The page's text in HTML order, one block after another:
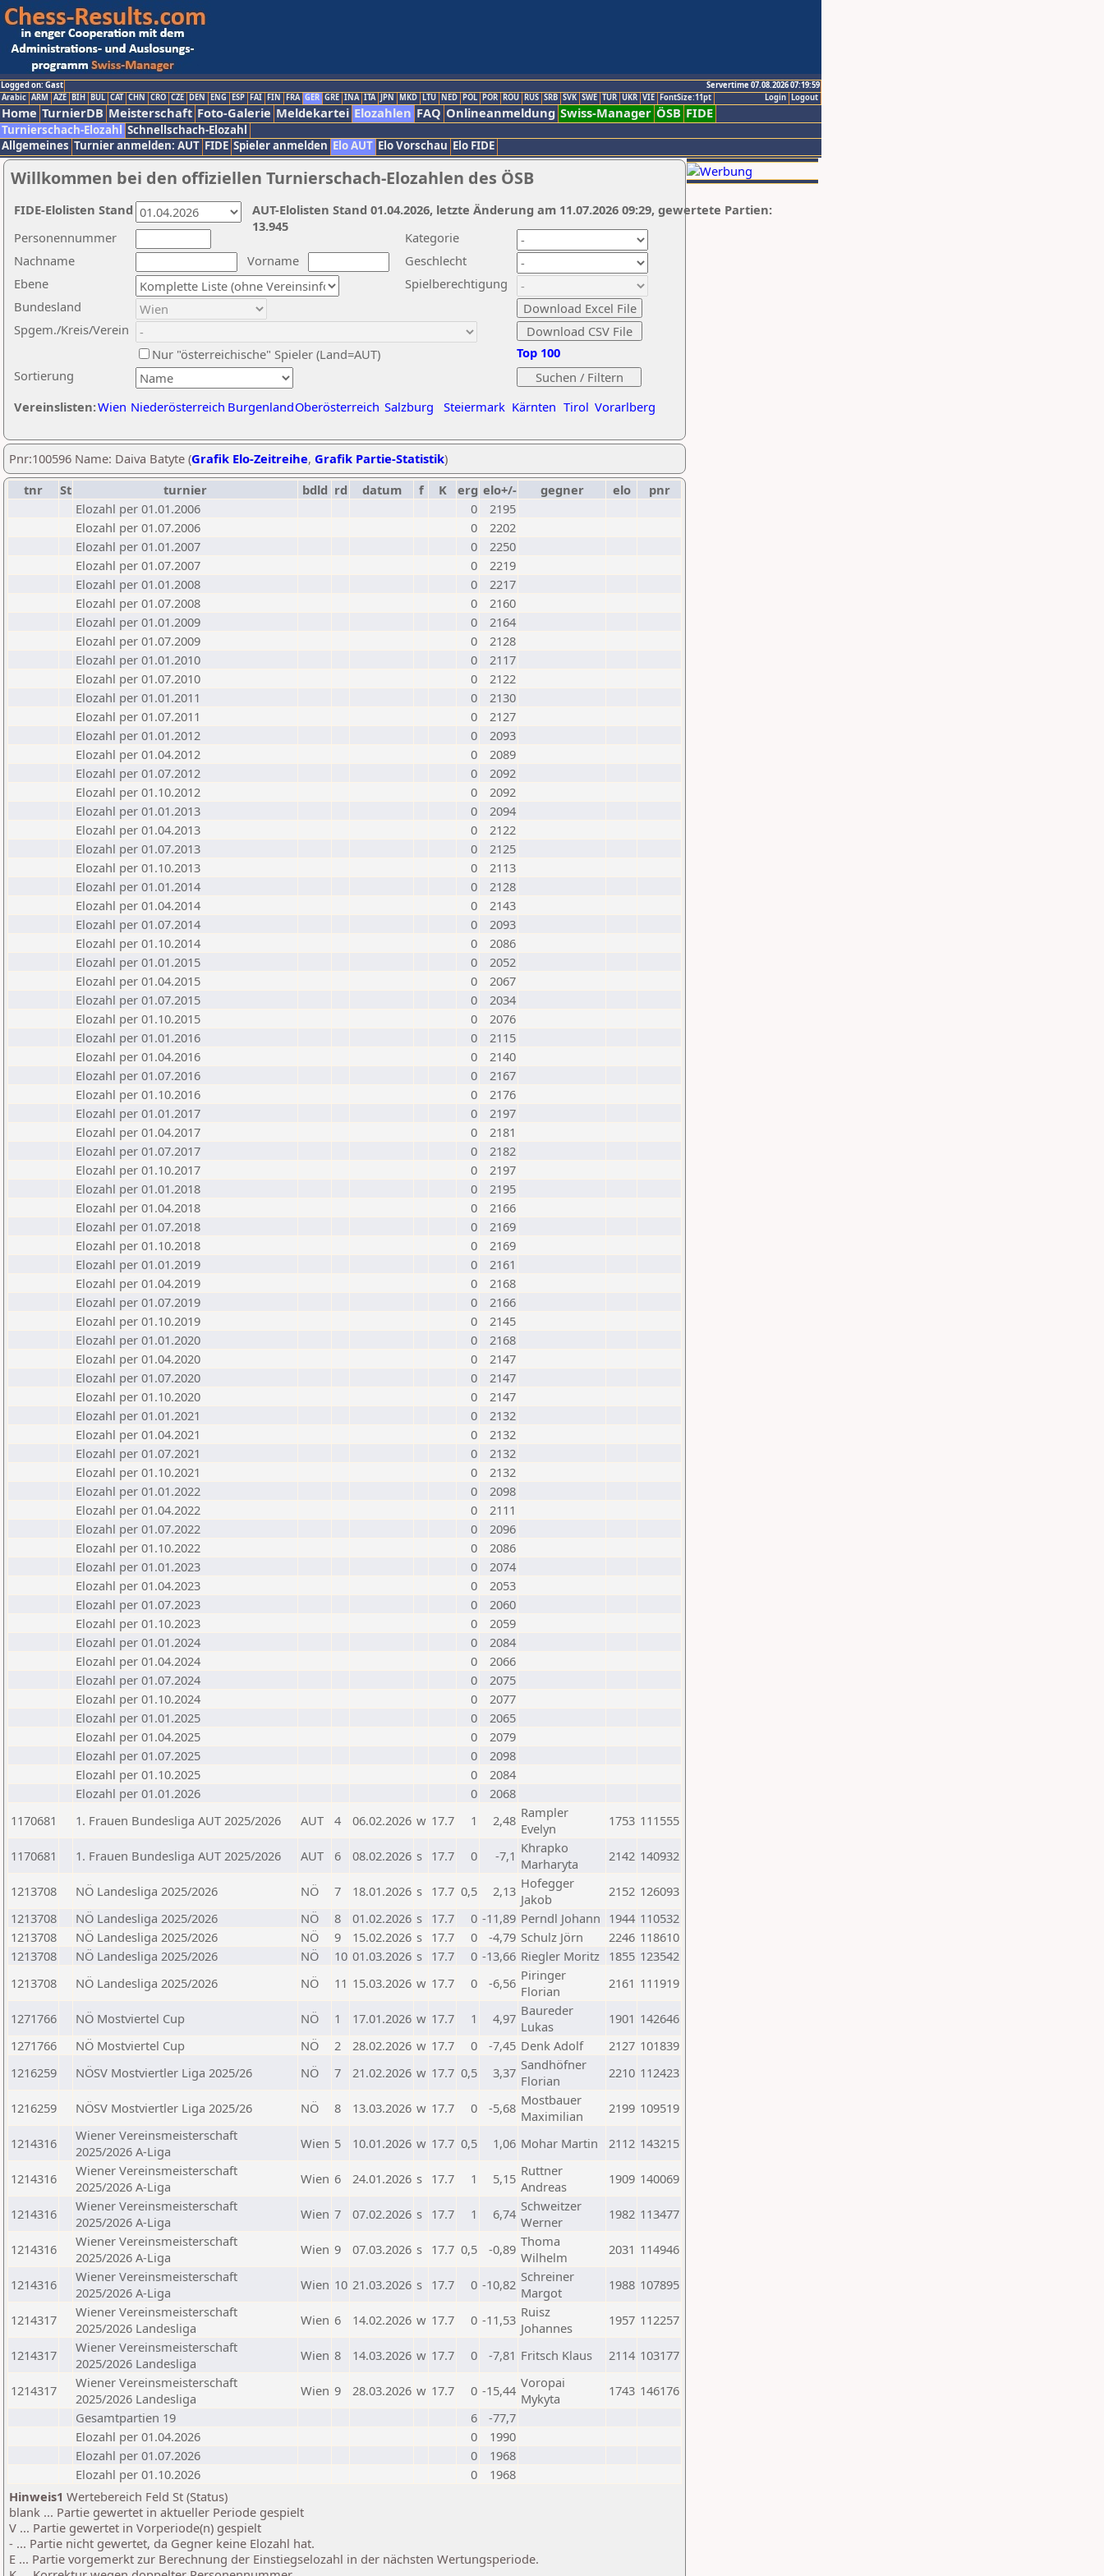
Logged on: Gast
Servertime 07.08.2026 07:19:59
Logout
Login
Arabic ARM AZE BIH BUL CAT CHN CRO CZE DEN ENG ESP FAI FIN FRA GER GRE INA ITA JPN MKD LTU NED POL POR ROU RUS SRB SVK SWE TUR UKR VIE FontSize:11pt
Home TurnierDB Meisterschaft Foto-Galerie Meldekartei Elozahlen FAQ Onlineanmeldung Swiss-Manager ÖSB FIDE
Turnierschach-Elozahl Schnellschach-Elozahl
Allgemeines Turnier anmelden: AUT FIDE Spieler anmelden Elo AUT Elo Vorschau Elo FIDE
Willkommen bei den offiziellen Turnierschach-Elozahlen des ÖSB
Nachname
Vorname
Ebene
Kategorie
Sortierung
Personennummer
Bundesland
Spgem./Kreis/Verein
Geschlecht
Nur "österreichische" Spieler (Land=AUT)
Spielberechtigung
Vereinslisten:Wien Niederösterreich BurgenlandOberösterreich Salzburg Steiermark Kärnten Tirol Vorarlberg
Top 100
AUT-Elolisten Stand 01.04.2026, letzte Änderung am 11.07.2026 09:29, gewertete Partien:
13.945
FIDE-Elolisten Stand
Pnr:100596 Name: Daiva Batyte (Grafik Elo-Zeitreihe, Grafik Partie-Statistik)
tnr
St turnier bdld rd datum f K erg elo+/- gegner elo
pnr
Elozahl per 01.01.2006
0
2195
Elozahl per 01.07.2006
0
2202
Elozahl per 01.01.2007
0
2250
Elozahl per 01.07.2007
0
2219
Elozahl per 01.01.2008
0
2217
Elozahl per 01.07.2008
0
2160
Elozahl per 01.01.2009
0
2164
Elozahl per 01.07.2009
0
2128
Elozahl per 01.01.2010
0
2117
Elozahl per 01.07.2010
0
2122
Elozahl per 01.01.2011
0
2130
Elozahl per 01.07.2011
0
2127
Elozahl per 01.01.2012
0
2093
Elozahl per 01.04.2012
0
2089
Elozahl per 01.07.2012
0
2092
Elozahl per 01.10.2012
0
2092
Elozahl per 01.01.2013
0
2094
Elozahl per 01.04.2013
0
2122
Elozahl per 01.07.2013
0
2125
Elozahl per 01.10.2013
0
2113
Elozahl per 01.01.2014
0
2128
Elozahl per 01.04.2014
0
2143
Elozahl per 01.07.2014
0
2093
Elozahl per 01.10.2014
0
2086
Elozahl per 01.01.2015
0
2052
Elozahl per 01.04.2015
0
2067
Elozahl per 01.07.2015
0
2034
Elozahl per 01.10.2015
0
2076
Elozahl per 01.01.2016
0
2115
Elozahl per 01.04.2016
0
2140
Elozahl per 01.07.2016
0
2167
Elozahl per 01.10.2016
0
2176
Elozahl per 01.01.2017
0
2197
Elozahl per 01.04.2017
0
2181
Elozahl per 01.07.2017
0
2182
Elozahl per 01.10.2017
0
2197
Elozahl per 01.01.2018
0
2195
Elozahl per 01.04.2018
0
2166
Elozahl per 01.07.2018
0
2169
Elozahl per 01.10.2018
0
2169
Elozahl per 01.01.2019
0
2161
Elozahl per 01.04.2019
0
2168
Elozahl per 01.07.2019
0
2166
Elozahl per 01.10.2019
0
2145
Elozahl per 01.01.2020
0
2168
Elozahl per 01.04.2020
0
2147
Elozahl per 01.07.2020
0
2147
Elozahl per 01.10.2020
0
2147
Elozahl per 01.01.2021
0
2132
Elozahl per 01.04.2021
0
2132
Elozahl per 01.07.2021
0
2132
Elozahl per 01.10.2021
0
2132
Elozahl per 01.01.2022
0
2098
Elozahl per 01.04.2022
0
2111
Elozahl per 01.07.2022
0
2096
Elozahl per 01.10.2022
0
2086
Elozahl per 01.01.2023
0
2074
Elozahl per 01.04.2023
0
2053
Elozahl per 01.07.2023
0
2060
Elozahl per 01.10.2023
0
2059
Elozahl per 01.01.2024
0
2084
Elozahl per 01.04.2024
0
2066
Elozahl per 01.07.2024
0
2075
Elozahl per 01.10.2024
0
2077
Elozahl per 01.01.2025
0
2065
Elozahl per 01.04.2025
0
2079
Elozahl per 01.07.2025
0
2098
Elozahl per 01.10.2025
0
2084
Elozahl per 01.01.2026
0
2068
1170681
1. Frauen Bundesliga AUT 2025/2026 AUT 4 06.02.2026 w 17.7 1 2,48 Rampler
Evelyn
1753 111555
1170681 1. Frauen Bundesliga AUT 2025/2026 AUT 6 08.02.2026 s 17.7 0 -7,1 Khrapko
Marharyta
2142 140932
1213708 NÖ Landesliga 2025/2026 NÖ 7 18.01.2026 s 17.7 0,5 2,13 Hofegger
Jakob
2152 126093
1213708
NÖ Landesliga 2025/2026 NÖ 8 01.02.2026 s 17.7 0 -11,89 Perndl Johann 1944 110532
1213708
NÖ Landesliga 2025/2026 NÖ 9 15.02.2026 s 17.7 0 -4,79 Schulz Jörn 2246 118610
1213708
NÖ Landesliga 2025/2026 NÖ 10 01.03.2026 s 17.7 0 -13,66 Riegler Moritz 1855 123542
1213708
NÖ Landesliga 2025/2026 NÖ 11 15.03.2026 w 17.7 0 -6,56 Piringer
Florian
2161 111919
1271766 NÖ Mostviertel Cup NÖ 1 17.01.2026 w 17.7 1 4,97 Baureder
Lukas
1901 142646
1271766
NÖ Mostviertel Cup NÖ 2 28.02.2026 w 17.7 0 -7,45 Denk Adolf 2127 101839
1216259
NÖSV Mostviertler Liga 2025/26 NÖ 7 21.02.2026 w 17.7 0,5 3,37 Sandhöfner
Florian
2210 112423
1216259 NÖSV Mostviertler Liga 2025/26 NÖ 8 13.03.2026 w 17.7 0 -5,68 Mostbauer
Maximilian
2199 109519
1214316
Wiener Vereinsmeisterschaft
2025/2026 A-Liga
Wien 5 10.01.2026 w 17.7 0,5 1,06 Mohar Martin 2112 143215
1214316
Wiener Vereinsmeisterschaft
2025/2026 A-Liga
Wien 6 24.01.2026 s 17.7 1 5,15 Ruttner
Andreas
1909 140069
1214316
Wiener Vereinsmeisterschaft
2025/2026 A-Liga
Wien 7 07.02.2026 s 17.7 1 6,74 Schweitzer
Werner
1982 113477
1214316
Wiener Vereinsmeisterschaft
2025/2026 A-Liga
Wien 9 07.03.2026 s 17.7 0,5 -0,89 Thoma
Wilhelm
2031 114946
1214316
Wiener Vereinsmeisterschaft
2025/2026 A-Liga
Wien 10 21.03.2026 s 17.7 0 -10,82 Schreiner
Margot
1988 107895
1214317
Wiener Vereinsmeisterschaft
2025/2026 Landesliga
Wien 6 14.02.2026 w 17.7 0 -11,53 Ruisz
Johannes
1957 112257
1214317
Wiener Vereinsmeisterschaft
2025/2026 Landesliga
Wien 8 14.03.2026 w 17.7 0 -7,81 Fritsch Klaus 2114 103177
1214317
Wiener Vereinsmeisterschaft
2025/2026 Landesliga
Wien 9 28.03.2026 w 17.7 0 -15,44 Voropai
Mykyta
1743 146176
Gesamtpartien 19
6
-77,7
Elozahl per 01.04.2026
0
1990
Elozahl per 01.07.2026
0
1968
Elozahl per 01.10.2026
0
1968
Hinweis1 Wertebereich Feld St (Status)
blank ... Partie gewertet in aktueller Periode gespielt
V ... Partie gewertet in Vorperiode(n) gespielt
- ... Partie nicht gewertet, da Gegner keine Elozahl hat.
E ... Partie vorgemerkt zur Berechnung der Einstiegselozahl in der nächsten Wertungsperiode.